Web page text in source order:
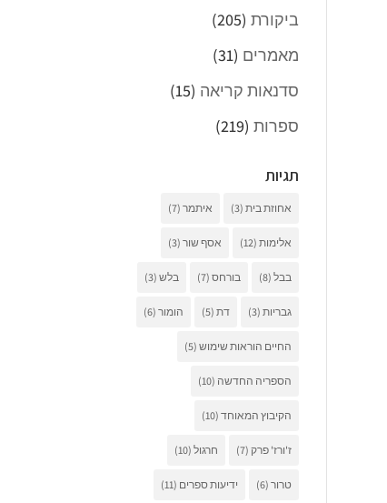
ביקורת (205)
מאמרים (31)
סדנאות קריאה (15)
ספרות (219)
תגיות
אחוזת בית (3) איתמר (7)
אלימות (12) אסף שור (3)
בבל (8) בורחס (7) בלש (3)
גבריות (3) דת (5) הומור (6)
החיים הוראות שימוש (5)
הספריה החדשה (10)
הקיבוץ המאוחד (10)
ז'ורז' פרק (7) חרגול (10)
טרור (6) ידיעות ספרים (11)